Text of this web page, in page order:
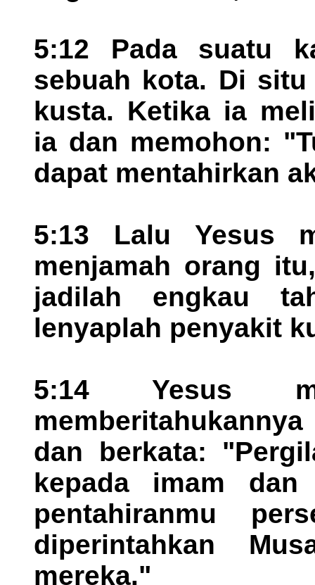
5:12 Pada suatu
sebuah kota. Di
kusta. Ketika ia
ia dan memohon:
dapat mentahirkan
5:13 Lalu Yesus
menjamah orang
jadilah engkau
lenyaplah penyakit
5:14 Yesus
dan berkata:
kepada imam dan
pentahiranmu
diperintahkan
mereka."